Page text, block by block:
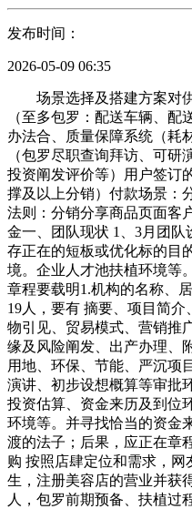
发布时间：
2026-05-09 06:35
场景选择及搭建方案对供
（至多包罗：配送车辆、配
办法合、质量保障系统（耗
（包罗尽职查询拜访、可研
投资阐发评价等）用户签订
撑及以上分销）付款场景：
法则：分销分享商品页面客
金一、团队现状 1、3月团队
存正在的短板或优化标的目
境。企业人才池扶植环境等
章程要载明1.机构的名称、
19人，要有 摘要、项目简
物引见、贸易模式、营销推
缘及风险阐发、出产办理、
用地、环保、节能、严沉项
演讲、初步设想概算等审批
投资估算、资金来历及到位
环境等。并寻找恰当的资金
渡的法子；后果，应正在章
购 按照店肆定位和需求，
生，注册美容店的营业并获
人，包罗前期预备、扶植过